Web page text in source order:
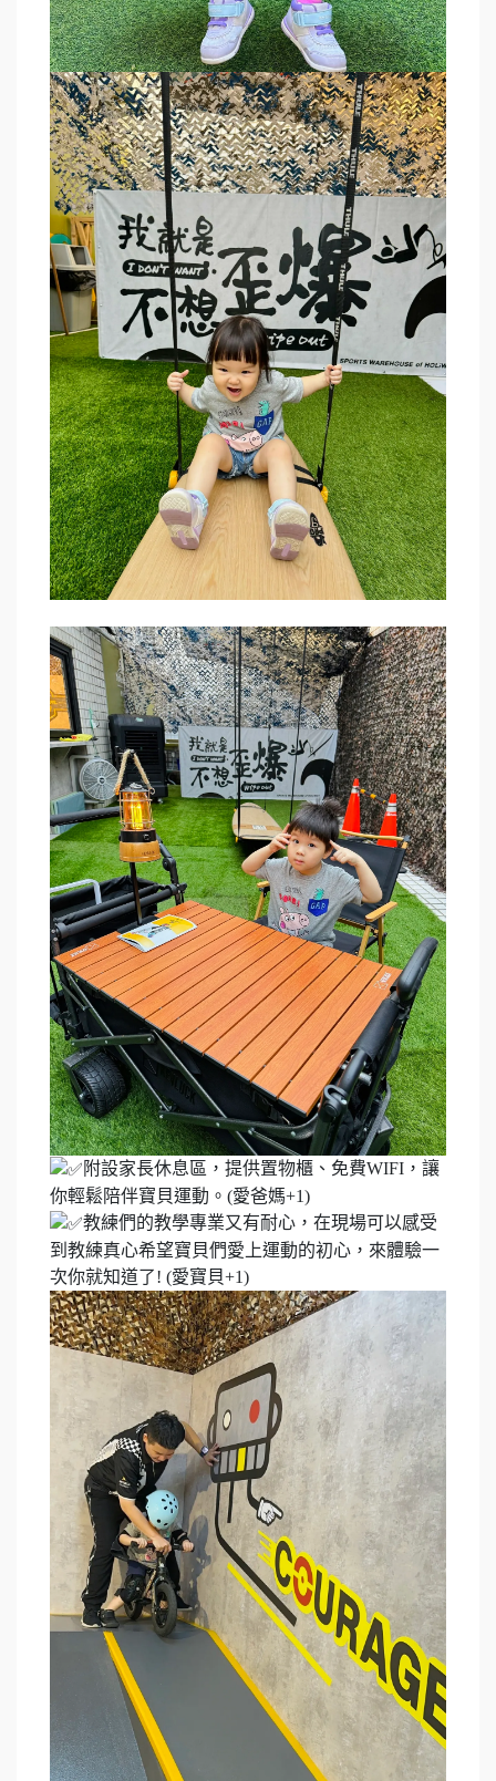
附設家長休息區，提供置物櫃、免費WIFI，讓
你輕鬆陪伴寶貝運動。(愛爸媽+1)
教練們的教學專業又有耐心，在現場可以感受
到教練真心希望寶貝們愛上運動的初心，來體驗一
次你就知道了! (愛寶貝+1)